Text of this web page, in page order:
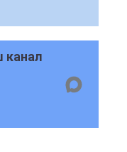
канал